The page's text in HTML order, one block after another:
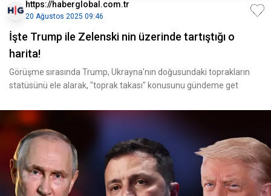
https://haberglobal.com.tr
20 Ağustos 2025 09:46
İşte Trump ile Zelenski nin üzerinde tartıştığı o
harita!
Görüşme sırasında Trump, Ukrayna'nın doğusundaki toprakların
statüsünü ele alarak, "toprak takası" konusunu gündeme get